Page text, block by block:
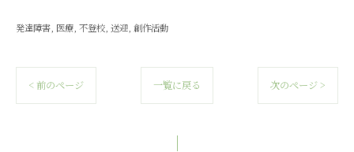
発達障害 医療 不登校 送迎 創作活動
< 前のページ 一覧に戻る 次のページ >